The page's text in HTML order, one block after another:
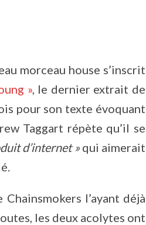
morceau house s’inscrit
», le dernier extrait de
pour son texte évoquant
Taggart répète qu’il se
d’internet »qui aimerait
l’ayant déjà
les deux acolytes ont